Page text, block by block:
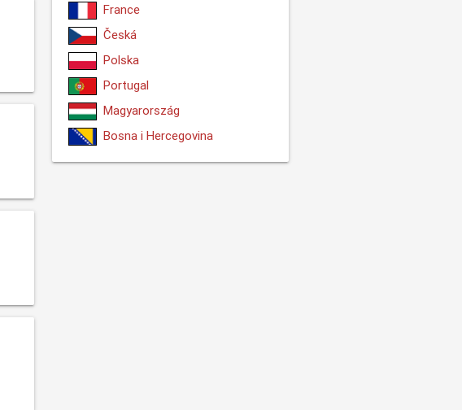
France
Česká
Polska
Portugal
Magyarország
Bosna i Hercegovina